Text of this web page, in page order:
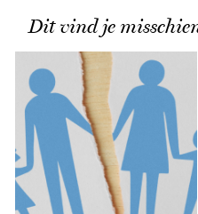
Dit vind je